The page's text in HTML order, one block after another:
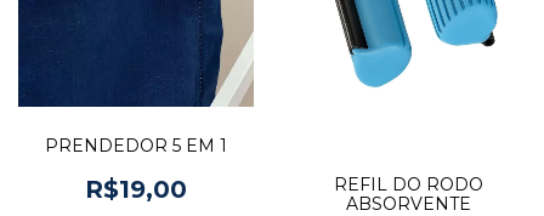
PRENDEDOR 5 EM 1
R$19,00
REFIL DO RODO
ABSORVENTE